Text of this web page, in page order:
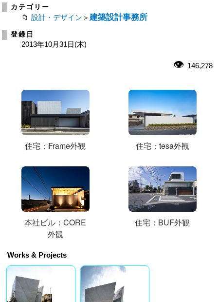
カテゴリー
設計・デザイン ＞ 建築設計事務所
登録日
2013年10月31日(木)
146,278
住宅：Frame外観 住宅：tesa外観
本社ビル：CORE
外観
住宅：BUF外観
Works & Projects